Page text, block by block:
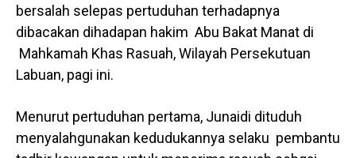
bersalah selepas pertuduhan terhadapnya
dibacakan dihadapan hakim Abu Bakat Manat di
Mahkamah Khas Rasuah, Wilayah Persekutuan
Labuan, pagi ini.
Menurut pertuduhan pertama, Junaidi dituduh
menyalahgunakan kedudukannya selaku pembantu